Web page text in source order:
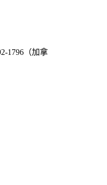
1796（加拿